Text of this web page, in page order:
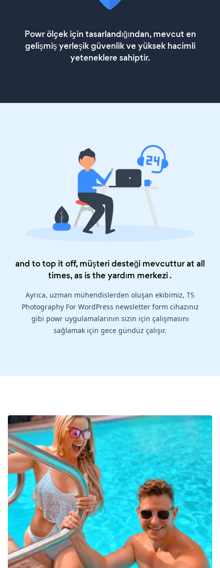
Powr ölçek için tasarlandığından, mevcut en
gelişmiş yerleşik güvenlik ve yüksek hacimli
yeteneklere sahiptir.
and to top it off, müşteri desteği mevcuttur at all
times, as is theyardım merkezi.
Ayrıca, uzman mühendislerden oluşan ekibimiz, TS
Photography For WordPress newsletter form cihazınız
gibi powr uygulamalarının sizin için çalışmasını
sağlamak için gece gündüz çalışır.